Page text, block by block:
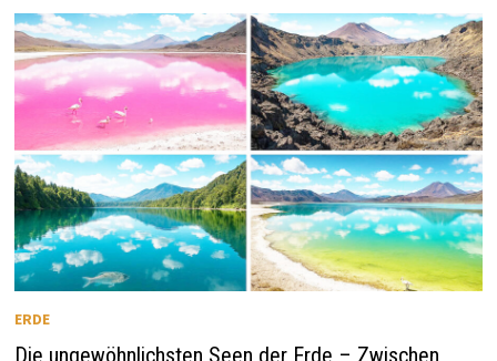
UND
AMAZONAS
IM
VERGLEICH
ERDE
Die ungewöhnlichsten Seen der Erde – Zwischen